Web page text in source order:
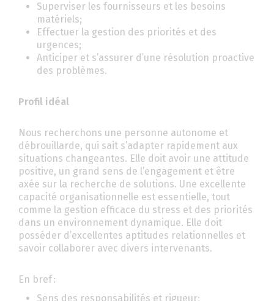
Superviser les fournisseurs et les besoins
matériels;
Effectuer la gestion des priorités et des
urgences;
Anticiper et s’assurer d’une résolution proactive
des problèmes.
Profil idéal
Nous recherchons une personne autonome et
débrouillarde, qui sait s’adapter rapidement aux
situations changeantes. Elle doit avoir une attitude
positive, un grand sens de l’engagement et être
axée sur la recherche de solutions. Une excellente
capacité organisationnelle est essentielle, tout
comme la gestion efficace du stress et des priorités
dans un environnement dynamique. Elle doit
posséder d’excellentes aptitudes relationnelles et
savoir collaborer avec divers intervenants.
En bref :
Sens des responsabilités et rigueur;